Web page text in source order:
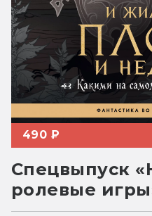
490 ₽
Спецвыпуск
ролевые